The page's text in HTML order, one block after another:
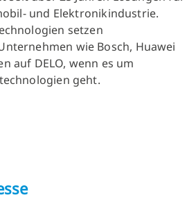
und Elektronikindustrie.
setzen
wie Bosch, Huawei
auf DELO, wenn es um
geht.